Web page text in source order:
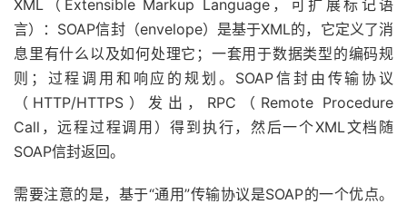
XML（Extensible Markup Language，可扩展标记语
言）：SOAP信封（envelope）是基于XML的，它定义了消
息里有什么以及如何处理它；一套用于数据类型的编码规
则；过程调用和响应的规划。SOAP信封由传输协议
（HTTP/HTTPS）发出，RPC（Remote Procedure
Call，远程过程调用）得到执行，然后一个XML文档随
SOAP信封返回。
需要注意的是，基于“通用”传输协议是SOAP的一个优点。